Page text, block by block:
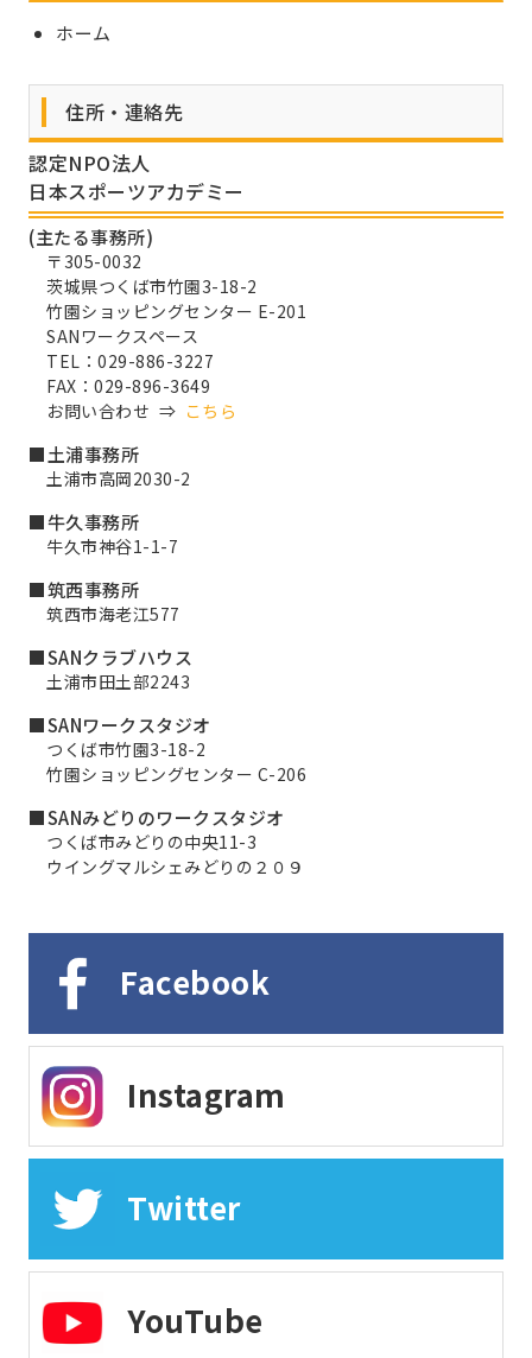
ホーム
住所・連絡先
認定NPO法人
日本スポーツアカデミー
(主たる事務所)
〒305-0032
茨城県つくば市竹園3-18-2
竹園ショッピングセンター E-201
SANワークスペース
TEL：029-886-3227
FAX：029-896-3649
お問い合わせ ⇒ こちら
■土浦事務所
土浦市高岡2030-2
■牛久事務所
牛久市神谷1-1-7
■筑西事務所
筑西市海老江577
■SANクラブハウス
土浦市田土部2243
■SANワークスタジオ
つくば市竹園3-18-2
竹園ショッピングセンター C-206
■SANみどりのワークスタジオ
つくば市みどりの中央11-3
ウイングマルシェみどりの２０９
Facebook
Instagram
Twitter
YouTube